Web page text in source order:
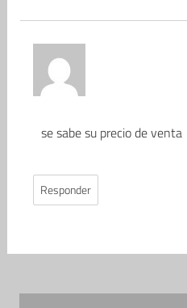
se sabe su precio de venta
Responder